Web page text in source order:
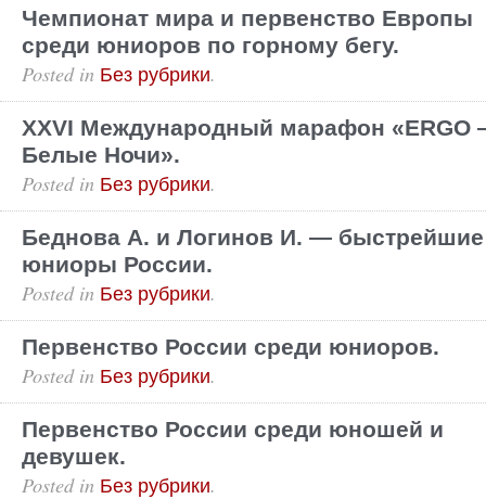
Чемпионат мира и первенство Европы
среди юниоров по горному бегу.
Posted in Без рубрики.
XXVI Международный марафон «ERGO
Белые Ночи».
Posted in Без рубрики.
Беднова А. и Логинов И. — быстрейшие
юниоры России.
Posted in Без рубрики.
Первенство России среди юниоров.
Posted in Без рубрики.
Первенство России среди юношей и
девушек.
Posted in Без рубрики.